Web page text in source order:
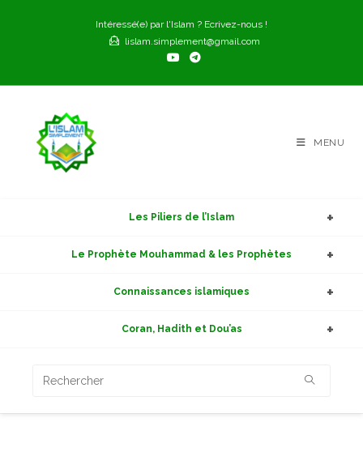
Intéressé(e) par l'Islam ? Ecrivez-nous !
lislam.simplement@gmail.com
MENU
Les Piliers de l’Islam
Le Prophète Mouhammad & les Prophètes
Connaissances islamiques
Coran, Hadith et Dou’as